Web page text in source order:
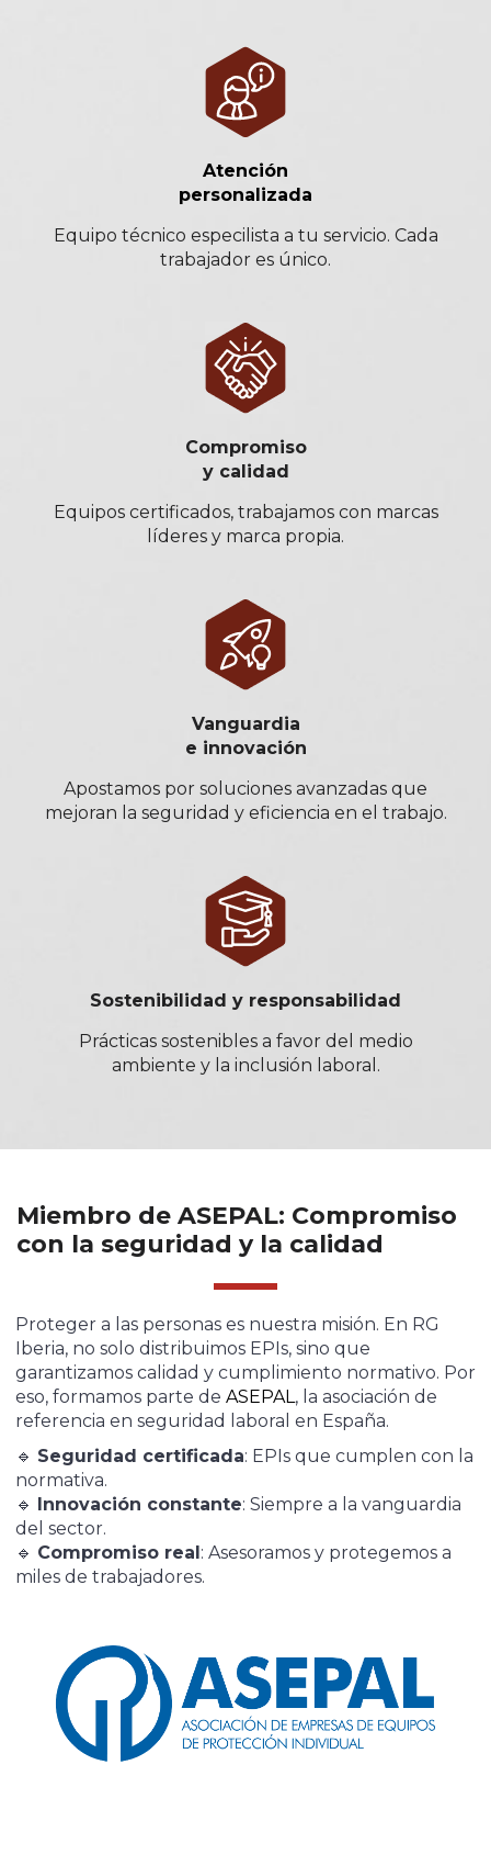
Atención
personalizada
Equipo técnico especilista a tu servicio. Cada
trabajador es único.
Compromiso
y calidad
Equipos certificados, trabajamos con marcas
líderes y marca propia.
Vanguardia
e innovación
Apostamos por soluciones avanzadas que
mejoran la seguridad y eficiencia en el trabajo.
Sostenibilidad y responsabilidad
Prácticas sostenibles a favor del medio
ambiente y la inclusión laboral.
Miembro de ASEPAL: Compromiso
con la seguridad y la calidad
Proteger a las personas es nuestra misión. En RG
Iberia, no solo distribuimos EPIs, sino que
garantizamos calidad y cumplimiento normativo. Por
eso, formamos parte de ASEPAL, la asociación de
referencia en seguridad laboral en España.
🔹 Seguridad certificada: EPIs que cumplen con la
normativa.
🔹 Innovación constante: Siempre a la vanguardia
del sector.
🔹 Compromiso real: Asesoramos y protegemos a
miles de trabajadores.